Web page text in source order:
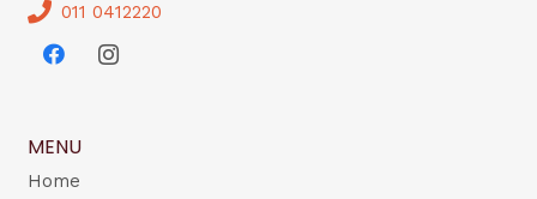
011 0412220
MENU
Home